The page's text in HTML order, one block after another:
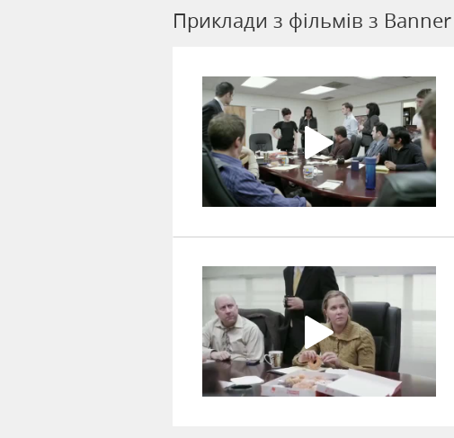
Приклади з фільмів з Banner